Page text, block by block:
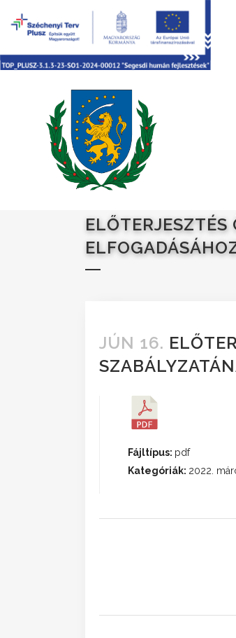
JÚN 16.
Fájltípus: pdf
Kategóriák: 2022.